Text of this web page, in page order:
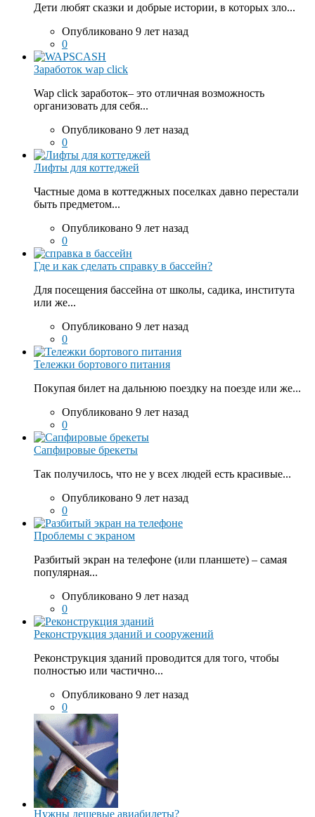
Дети любят сказки и добрые истории, в которых зло...
Опубликовано 9 лет назад
0
Заработок wap click
Wap click заработок– это отличная возможность
организовать для себя...
Опубликовано 9 лет назад
0
Лифты для коттеджей
Частные дома в коттеджных поселках давно перестали
быть предметом...
Опубликовано 9 лет назад
0
Где и как сделать справку в бассейн?
Для посещения бассейна от школы, садика, института
или же...
Опубликовано 9 лет назад
0
Тележки бортового питания
Покупая билет на дальнюю поездку на поезде или же...
Опубликовано 9 лет назад
0
Сапфировые брекеты
Так получилось, что не у всех людей есть красивые...
Опубликовано 9 лет назад
0
Проблемы с экраном
Разбитый экран на телефоне (или планшете) – самая
популярная...
Опубликовано 9 лет назад
0
Реконструкция зданий и сооружений
Реконструкция зданий проводится для того, чтобы
полностью или частично...
Опубликовано 9 лет назад
0
Нужны дешевые авиабилеты?